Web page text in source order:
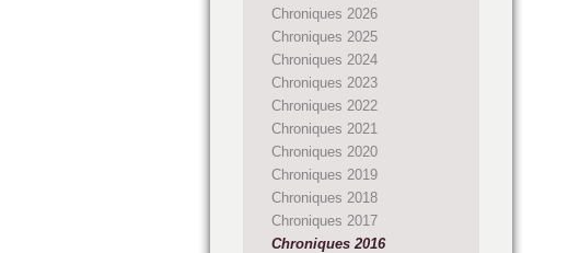
Chroniques 2026
Chroniques 2025
Chroniques 2024
Chroniques 2023
Chroniques 2022
Chroniques 2021
Chroniques 2020
Chroniques 2019
Chroniques 2018
Chroniques 2017
Chroniques 2016